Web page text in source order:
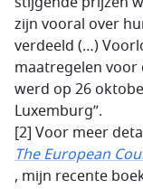
zijn vooral over
verdeeld (…)
maatregelen
werd op 26
Luxemburg”.
[2] Voor meer
The European
, mijn recente